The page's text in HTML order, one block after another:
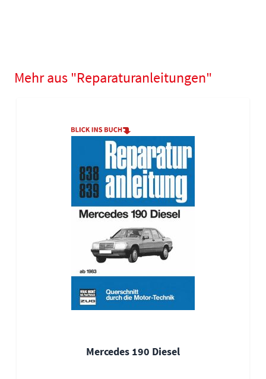
Mehr aus "Reparaturanleitungen"
Mercedes 190 Diesel